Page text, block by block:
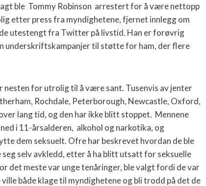
ble Tommy Robinson arrestert for å være nettopp
etter press fra myndighetene, fjernet innlegg om
utestengt fra Twitter på livstid. Han er forøvrig
underskriftskampanjer til støtte for ham, der flere
nesten for utrolig til å være sant. Tusenvis av jenter
Rochdale, Peterborough, Newcastle, Oxford,
lang tid, og den har ikke blitt stoppet. Mennene
i 11-årsalderen, alkohol og narkotika, og
dem seksuelt. Ofre har beskrevet hvordan de ble
selv avkledd, etter å ha blitt utsatt for seksuelle
det meste var unge tenåringer, ble valgt fordi de var
både klage til myndighetene og bli trodd på det de